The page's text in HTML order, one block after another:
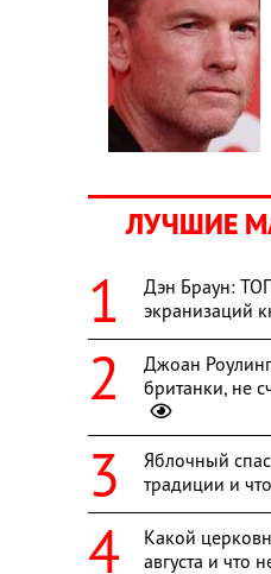
ЛУЧШИЕ
Дэн Браун:
экранизаций
Джоан
британки, не
Яблочный спас
традиции и
Какой
августа и что